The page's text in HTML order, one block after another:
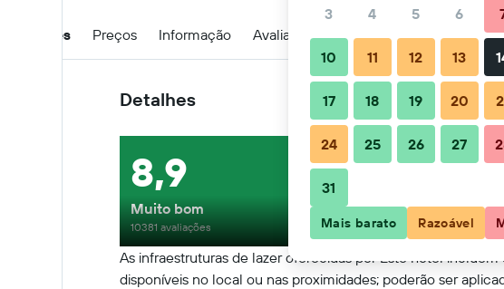
Detalhes Preços Informação Avaliações Localização Quando
Detalhes
As infraestruturas de lazer oferecidas por Este hotel
disponíveis no local ou nas proximidades; poderão ser
8,9
Muito bom
10381 avaliações
3 4 5 6
10 11 12 13
17 18 19 20
24 25 26 27
31
Mais barato Razoável